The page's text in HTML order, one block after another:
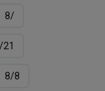
8/
21
8/8